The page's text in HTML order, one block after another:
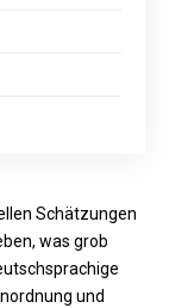
Schätzungen
was grob
und